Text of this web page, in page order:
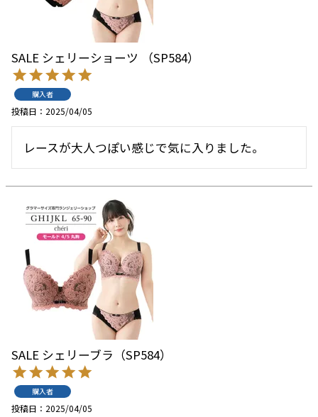
SALE シェリーショーツ （SP584）
購入者
投稿日 2025/04/05
レースが大人つぽい感じで気に入りました。
SALE シェリーブラ（SP584）
購入者
投稿日 2025/04/05